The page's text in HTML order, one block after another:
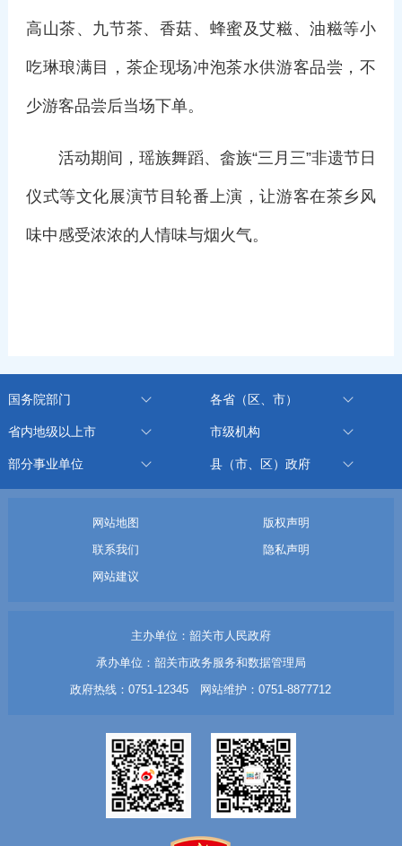
高山茶、九节茶、香菇、蜂蜜及艾糍、油糍等小
吃琳琅满目，茶企现场冲泡茶水供游客品尝，不
少游客品尝后当场下单。
活动期间，瑶族舞蹈、畲族“三月三”非遗节日
仪式等文化展演节目轮番上演，让游客在茶乡风
味中感受浓浓的人情味与烟火气。
国务院部门 各省（区、市）
省内地级以上市 市级机构
部分事业单位 县（市、区）政府
网站地图
版权声明
联系我们
隐私声明
网站建议
主办单位：韶关市人民政府
承办单位：韶关市政务服务和数据管理局
政府热线：0751-12345 网站维护：0751-8877712